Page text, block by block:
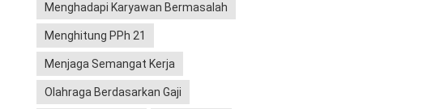
Menghadapi Karyawan Bermasalah
Menghitung PPh 21
Menjaga Semangat Kerja
Olahraga Berdasarkan Gaji